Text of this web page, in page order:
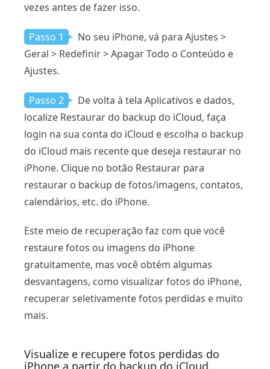
vezes antes de fazer isso.
Passo 1
No seu iPhone, vá para Ajustes >
Geral > Redefinir > Apagar Todo o Conteúdo e
Ajustes.
Passo 2
De volta à tela Aplicativos e dados,
localize Restaurar do backup do iCloud, faça
login na sua conta do iCloud e escolha o backup
do iCloud mais recente que deseja restaurar no
iPhone. Clique no botão Restaurar para
restaurar o backup de fotos/imagens, contatos,
calendários, etc. do iPhone.
Este meio de recuperação faz com que você
restaure fotos ou imagens do iPhone
gratuitamente, mas você obtém algumas
desvantagens, como visualizar fotos do iPhone,
recuperar seletivamente fotos perdidas e muito
mais.
Visualize e recupere fotos perdidas do